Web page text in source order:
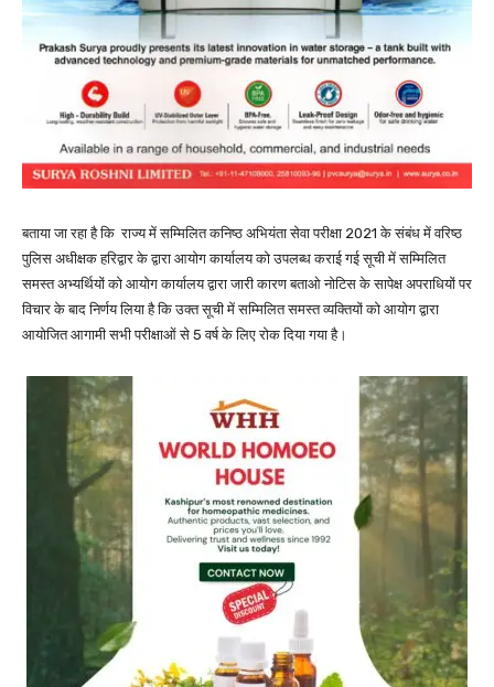
बताया जा रहा है कि राज्य में सम्मिलित कनिष्ठ अभियंता सेवा परीक्षा 2021 के संबंध में वरिष्ठ
पुलिस अधीक्षक हरिद्वार के द्वारा आयोग कार्यालय को उपलब्ध कराई गई सूची में सम्मिलित
समस्त अभ्यर्थियों को आयोग कार्यालय द्वारा जारी कारण बताओ नोटिस के सापेक्ष अपराधियों पर
विचार के बाद निर्णय लिया है कि उक्त सूची में सम्मिलित समस्त व्यक्तियों को आयोग द्वारा
आयोजित आगामी सभी परीक्षाओं से 5 वर्ष के लिए रोक दिया गया है।